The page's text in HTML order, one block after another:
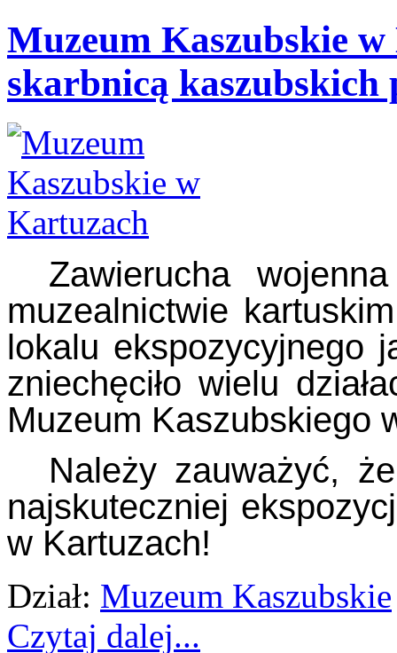
Muzeum Kaszubskie
skarbnicą kaszubskich
Zawierucha
muzealnictwie
lokalu ekspozycyjnego
zniechęciło wielu
Muzeum
Należy zauważyć,
najskuteczniej
w Kartuzach!
Dział: Muzeum Kaszubskie
Czytaj dalej...